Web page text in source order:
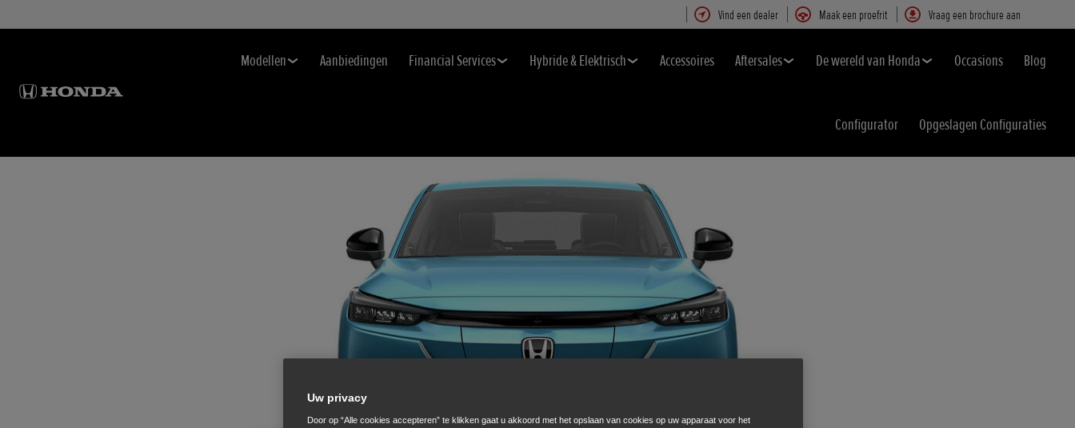
Vind een dealer Maak een proefrit Vraag een brochure aan
Modellen Aanbiedingen Financial Services Hybride & Elektrisch Accessoires Aftersales De wereld van Honda Occasions Blog
Configurator Opgeslagen Configuraties
Uw privacy
Door op “Alle cookies accepteren” te klikken gaat u akkoord met het opslaan van cookies op uw apparaat voor het